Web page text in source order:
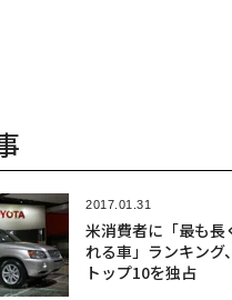
2017.01.31
米消費者に「最も長
れる車」ランキング
トップ10を独占